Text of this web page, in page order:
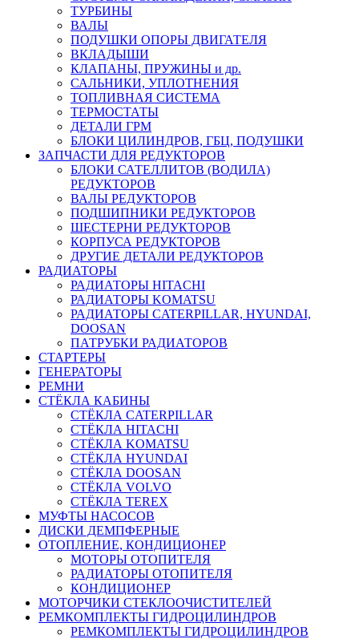
ТУРБИНЫ
ВАЛЫ
ПОДУШКИ ОПОРЫ ДВИГАТЕЛЯ
ВКЛАДЫШИ
КЛАПАНЫ, ПРУЖИНЫ и др.
САЛЬНИКИ, УПЛОТНЕНИЯ
ТОПЛИВНАЯ СИСТЕМА
ТЕРМОСТАТЫ
ДЕТАЛИ ГРМ
БЛОКИ ЦИЛИНДРОВ, ГБЦ, ПОДУШКИ
ЗАПЧАСТИ ДЛЯ РЕДУКТОРОВ
БЛОКИ САТЕЛЛИТОВ (ВОДИЛА)
РЕДУКТОРОВ
ВАЛЫ РЕДУКТОРОВ
ПОДШИПНИКИ РЕДУКТОРОВ
ШЕСТЕРНИ РЕДУКТОРОВ
КОРПУСА РЕДУКТОРОВ
ДРУГИЕ ДЕТАЛИ РЕДУКТОРОВ
РАДИАТОРЫ
РАДИАТОРЫ HITACHI
РАДИАТОРЫ KOMATSU
РАДИАТОРЫ CATERPILLAR, HYUNDAI,
DOOSAN
ПАТРУБКИ РАДИАТОРОВ
СТАРТЕРЫ
ГЕНЕРАТОРЫ
РЕМНИ
СТЁКЛА КАБИНЫ
СТЁКЛА CATERPILLAR
СТЁКЛА HITACHI
СТЁКЛА KOMATSU
СТЁКЛА HYUNDAI
СТЁКЛА DOOSAN
СТЁКЛА VOLVO
СТЁКЛА TEREX
МУФТЫ НАСОСОВ
ДИСКИ ДЕМПФЕРНЫЕ
ОТОПЛЕНИЕ, КОНДИЦИОНЕР
МОТОРЫ ОТОПИТЕЛЯ
РАДИАТОРЫ ОТОПИТЕЛЯ
КОНДИЦИОНЕР
МОТОРЧИКИ СТЕКЛООЧИСТИТЕЛЕЙ
РЕМКОМПЛЕКТЫ ГИДРОЦИЛИНДРОВ
РЕМКОМПЛЕКТЫ ГИДРОЦИЛИНДРОВ